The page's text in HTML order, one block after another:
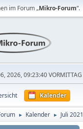
im Forum „Mikro-Forum“.
2026, 09:23:40 VORMITTAG
Kalender
► Kalender ► Juli 2021